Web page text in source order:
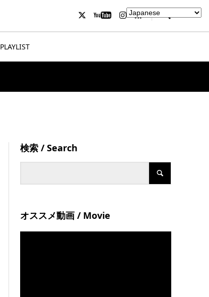
PLAYLIST
検索 / Search
オススメ動画 / Movie